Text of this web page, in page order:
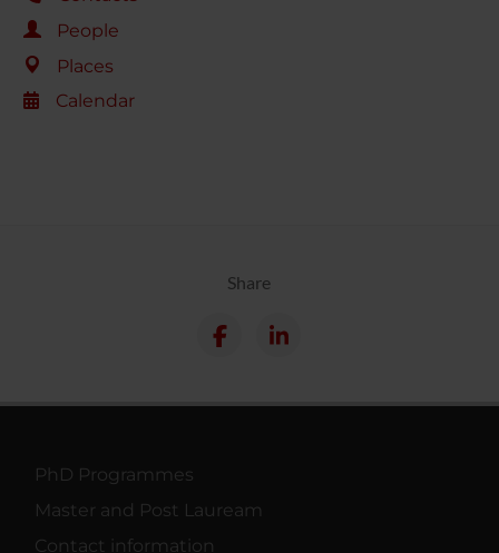
People
Places
Calendar
Share
PhD Programmes
Master and Post Lauream
Contact information